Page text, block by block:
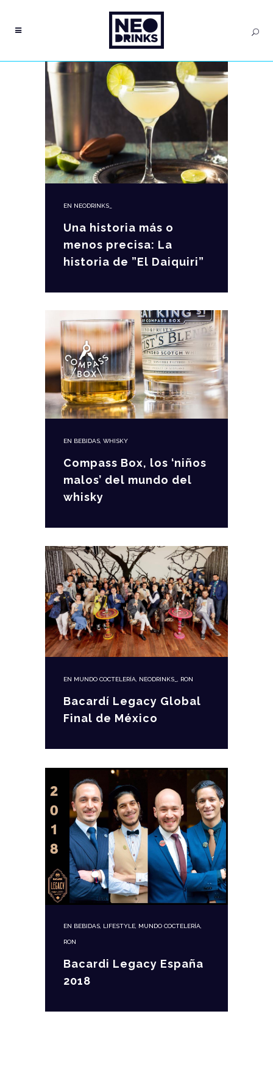
EN NEODRINKS_
Una historia más o
menos precisa: La
historia de ”El Daiquiri”
EN BEBIDAS WHISKY
Compass Box, los ‘niños
malos’ del mundo del
whisky
EN MUNDO COCTELERÍA, NEODRINKS_ , RON
Bacardí Legacy Global
Final de México
EN BEBIDAS LIFESTYLE MUNDO COCTELERÍA
RON
Bacardi Legacy España
2018